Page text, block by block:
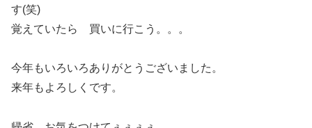
す(笑)
覚えていたら 買いに行こう。。。
今年もいろいろありがとうございました。
来年もよろしくです。